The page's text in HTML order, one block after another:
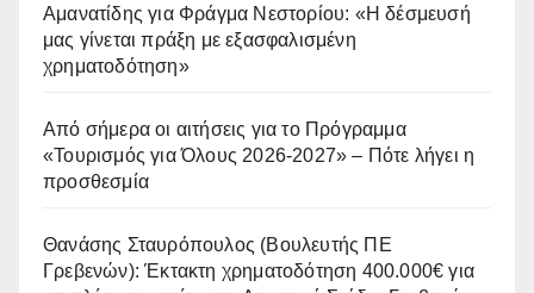
Αμανατίδης για Φράγμα Νεστορίου: «Η δέσμευσή
μας γίνεται πράξη με εξασφαλισμένη
χρηματοδότηση»
Από σήμερα οι αιτήσεις για το Πρόγραμμα
«Τουρισμός για Όλους 2026-2027» – Πότε λήγει η
προσθεσμία
Θανάσης Σταυρόπουλος (Βουλευτής ΠΕ
Γρεβενών): Έκτακτη χρηματοδότηση 400.000€ για